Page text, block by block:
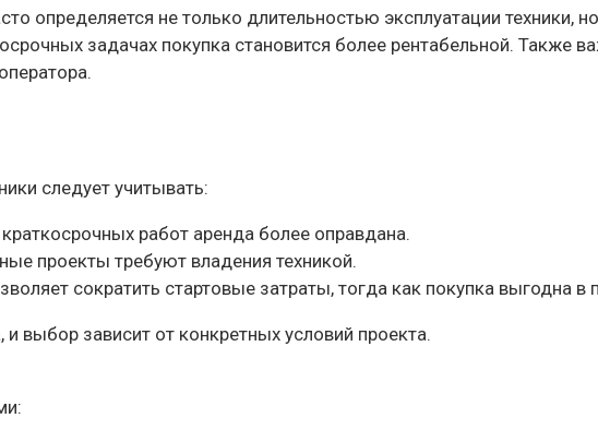
определяется не только длительностью эксплуатации техники,
задачах покупка становится более рентабельной. Также
следует учитывать:
работ аренда более оправдана.
проекты требуют владения техникой.
сократить стартовые затраты, тогда как покупка выгодна в
выбор зависит от конкретных условий проекта.